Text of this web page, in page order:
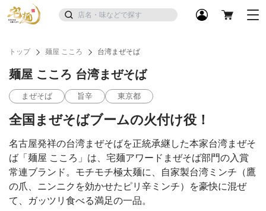
トップ 麺屋 こころ 台湾まぜそば
麺屋 こころ 台湾まぜそば
まぜそば 旨辛 東京都
全国まぜそばブームの火付け役！
名古屋発祥の台湾まぜそばを正統承継した本家台湾まぜそ
ば「麺屋 こころ」は、宅麺アワードまぜそば部門の入賞
常連ブランド。モチモチ極太麺に、自家製台湾ミンチ（鷹
の爪、ニンニクを効かせたピリ辛ミンチ）を豪快に混ぜ
て、ガッツリ食べる満足の一品。